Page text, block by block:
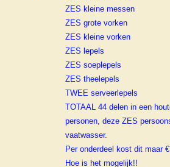
ZES kleine messen
ZES grote vorken
ZES kleine vorken
ZES lepels
ZES soeplepels
ZES theelepels
TWEE serveerlepels
TOTAAL 44 delen in een
personen, deze ZES
vaatwasser.
Per onderdeel kost dit maar
Hoe is het mogelijk!!